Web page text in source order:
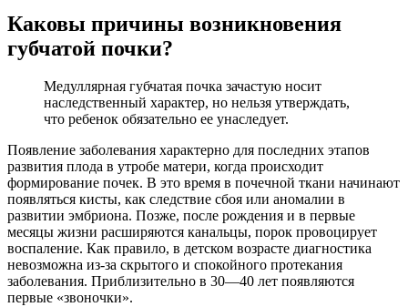
Каковы причины возникновения
губчатой почки?
Медуллярная губчатая почка зачастую носит
наследственный характер, но нельзя утверждать,
что ребенок обязательно ее унаследует.
Появление заболевания характерно для последних этапов
развития плода в утробе матери, когда происходит
формирование почек. В это время в почечной ткани начинают
появляться кисты, как следствие сбоя или аномалии в
развитии эмбриона. Позже, после рождения и в первые
месяцы жизни расширяются канальцы, порок провоцирует
воспаление. Как правило, в детском возрасте диагностика
невозможна из-за скрытого и спокойного протекания
заболевания. Приблизительно в 30—40 лет появляются
первые «звоночки».